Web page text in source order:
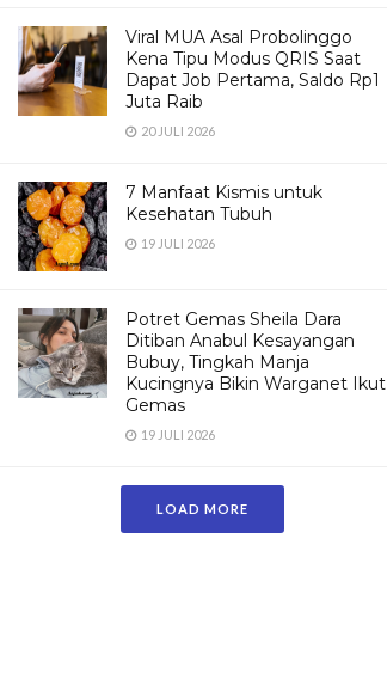
Viral MUA Asal Probolinggo
Kena Tipu Modus QRIS Saat
Dapat Job Pertama, Saldo Rp1
Juta Raib
20 JULI 2026
7 Manfaat Kismis untuk
Kesehatan Tubuh
19 JULI 2026
Potret Gemas Sheila Dara
Ditiban Anabul Kesayangan
Bubuy, Tingkah Manja
Kucingnya Bikin Warganet Ikut
Gemas
19 JULI 2026
LOAD MORE